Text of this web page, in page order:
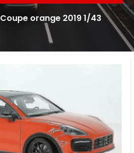
orange 2019 1/43